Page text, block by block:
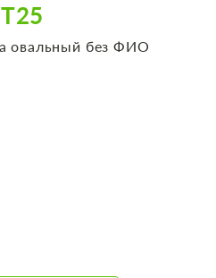
овальный без ФИО